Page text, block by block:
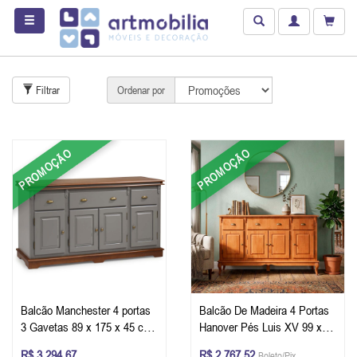
Filtrar Ordenar por
PROMOÇÃO
Balcão Manchester 4 portas
3 Gavetas 89 x 175 x 45 cm
PROMOÇÃO
Balcão De Madeira 4 Portas
Hanover Pés Luis XV 99 x